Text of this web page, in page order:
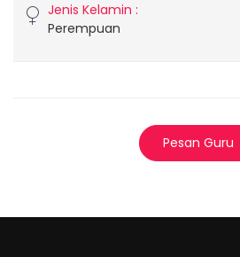
Jenis Kelamin :
Perempuan
Pesan Guru